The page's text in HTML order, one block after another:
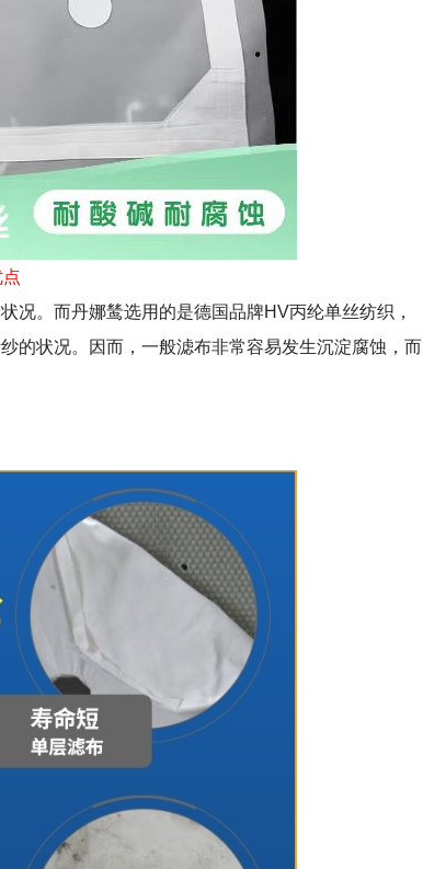
况。而丹娜鸶选用的是德国品牌HV丙纶单丝纺织，
的状况。因而，一般滤布非常容易发生沉淀腐蚀，而